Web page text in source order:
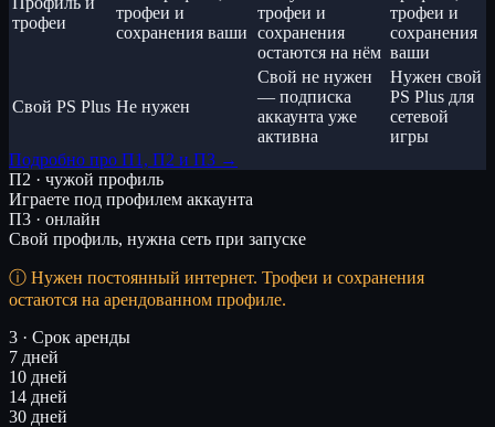
трофеи
трофеи и
сохранения ваши
трофеи и
сохранения
остаются на нём
трофеи и
сохранения
ваши
Свой PS Plus Не нужен
Свой не нужен
— подписка
аккаунта уже
активна
Нужен свой
PS Plus для
сетевой
игры
Подробно про П1, П2 и П3 →
П2 · чужой профиль
Играете под профилем аккаунта
П3 · онлайн
Свой профиль, нужна сеть при запуске
Нужен постоянный интернет. Трофеи и сохранения
остаются на арендованном профиле.
3 · Срок аренды
7 дней
10 дней
14 дней
30 дней